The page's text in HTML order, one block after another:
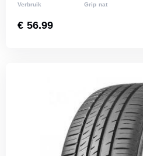
Verbruik Grip nat
€ 56.99